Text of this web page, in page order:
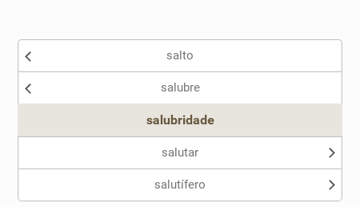
Nenhum dos sinônimos apresentados me ajudou
salto
salubre
salubridade
salutar
salutífero